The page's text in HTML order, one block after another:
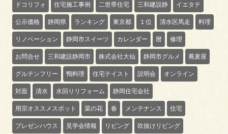
ドコリフォ 住宅施工事例 二世帯住宅 三和建設静 イエタテ
公示価格 静岡県 ランキング 東京都 １位 清水区馬走 料理
リノベーション 静岡市スイーツ カレンダー 暦 修理
お問合せ 三和建設静岡市 株式会社大仙 静岡市グルメ 蕎麦屋
グルテンフリー 鴨料理 住宅テイスト 説明会 オンライン
対面 清水 水回りリフォーム 静岡住宅会社
用宗オススメスポット 菜の花 春 メンテナンス 住宅
プレゼンハウス 見学会情報 リビング 吹抜けリビング